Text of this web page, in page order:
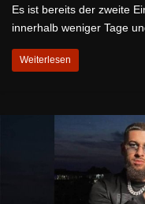
Es ist bereits der zweite
innerhalb weniger Tage
Weiterlesen